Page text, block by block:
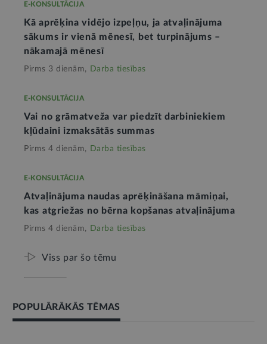
E-KONSULTĀCIJA
Kā aprēķina vidējo izpeļņu, ja atvaļinājuma
sākums ir vienā mēnesī, bet turpinājums –
nākamajā mēnesī
Pirms 3 dienām, Darba tiesības
E-KONSULTĀCIJA
Vai no grāmatveža var piedzīt darbiniekiem
kļūdaini izmaksātās summas
Pirms 4 dienām, Darba tiesības
E-KONSULTĀCIJA
Atvaļinājuma naudas aprēķināšana māmiņai,
kas atgriežas no bērna kopšanas atvaļinājuma
Pirms 4 dienām, Darba tiesības
Viss par šo tēmu
POPULĀRĀKĀS TĒMAS